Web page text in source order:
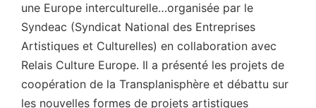
une Europe interculturelle…organisée par le
Syndeac (Syndicat National des Entreprises
Artistiques et Culturelles) en collaboration avec
Relais Culture Europe. Il a présenté les projets de
coopération de la Transplanisphère et débattu sur
les nouvelles formes de projets artistiques